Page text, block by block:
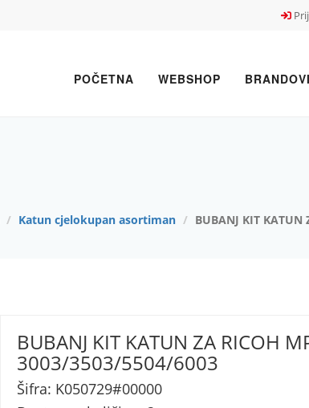
POČETNA WEBSHOP BRANDOVI
Katun cjelokupan asortiman BUBANJ KIT
BUBANJ KIT KATUN ZA RICOH
3003/3503/5504/6003
Šifra: K050729#00000